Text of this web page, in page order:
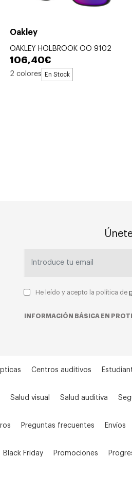
Oakley
OAKLEY HOLBROOK OO 9102
106,40€
2 colores En Stock
He leído y acepto la política de
INFORMACIÓN BÁSICA EN
Centros auditivos
Salud visual Salud auditiva
Preguntas frecuentes Envíos
Black Friday Promociones